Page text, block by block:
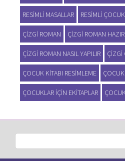
RESIMLI MASALLAR RESIMLI
ÇIZGI ROMAN ÇIZGI ROMAN
ÇIZGI ROMAN NASIL YAPILIR ÇIZGI
ÇOCUK KITABI RESIMLEME
ÇOCUKLAR IÇIN EKITAPLAR